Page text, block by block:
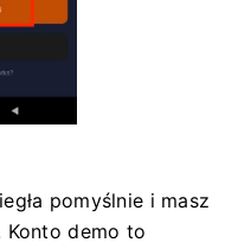
pomyślnie i masz
Konto demo to